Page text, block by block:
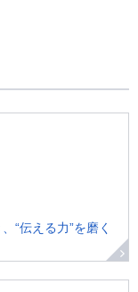
“伝える力”を磨く